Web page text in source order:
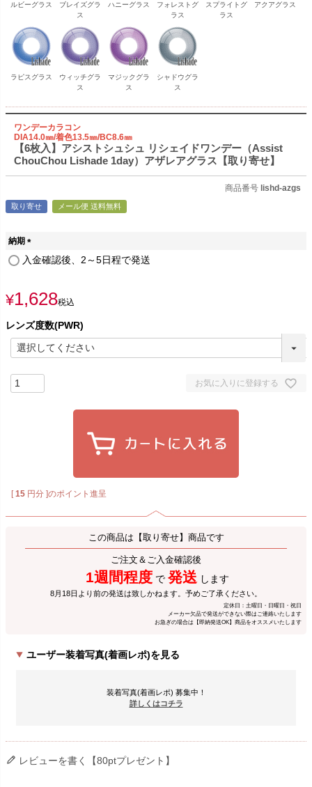
ルビーグラス
ブレイズグラ
ス
ハニーグラス
フォレストグ
ラス
スプライトグ
ラス
アクアグラス
ラピスグラス
ウィッチグラ
ス
マジックグラ
ス
シャドウグラ
ス
ワンデーカラコン
DIA14.0㎜/着色13.5㎜/BC8.6㎜
【6枚入】アシストシュシュ リシェイドワンデー（Assist
ChouChou Lishade 1day）アザレアグラス【取り寄せ】
商品番号 lishd-azgs
取り寄せ メール便 送料無料
納期
(
)
入金確認後、2～5日程で発送
¥1,628税込
レンズ度数(PWR)
お気に入りに登録する
[15 円分 ]のポイント進呈
この商品は【取り寄せ】商品です
ご注文＆ご入金確認後
1週間程度 で 発送 します
8月18日より前の発送は致しかねます。予めご了承ください。
定休日：土曜日・日曜日・祝日
メーカー欠品で発送ができない際はご連絡いたします
お急ぎの場合は【即納発送OK】商品をオススメいたします
ユーザー装着写真(着画レポ)を見る
装着写真(着画レポ) 募集中！
詳しくはコチラ
レビューを書く【80ptプレゼント】